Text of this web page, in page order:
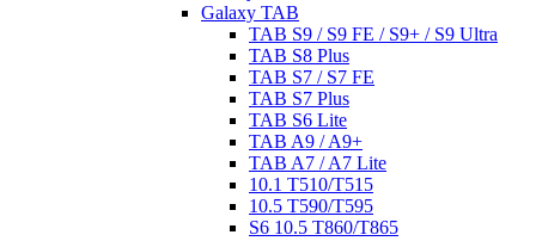
Galaxy TAB
TAB S9 / S9 FE / S9+ / S9 Ultra
TAB S8 Plus
TAB S7 / S7 FE
TAB S7 Plus
TAB S6 Lite
TAB A9 / A9+
TAB A7 / A7 Lite
10.1 T510/T515
10.5 T590/T595
S6 10.5 T860/T865